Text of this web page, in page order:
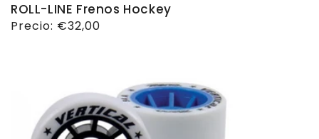
ROLL-LINE Frenos Hockey
Precio
Precio: €32,00